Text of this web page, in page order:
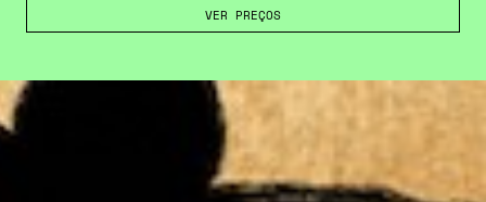
VER PREÇOS